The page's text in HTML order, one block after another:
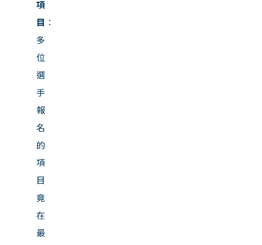
項
目 ：
多
位
選
手
報
名
的
項
目
竟
在
最